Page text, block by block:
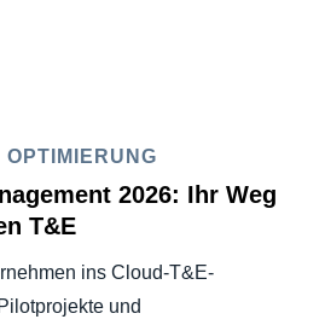
2026: Ihr Weg
T&E
ins Cloud-T&E-
und